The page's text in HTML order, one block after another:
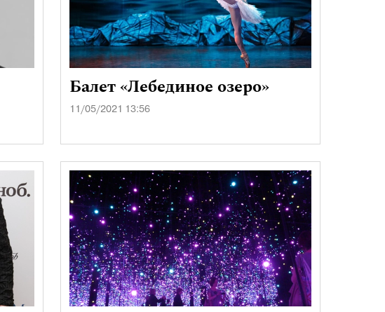
Балет «Лебединое озеро»
11/05/2021 13:56